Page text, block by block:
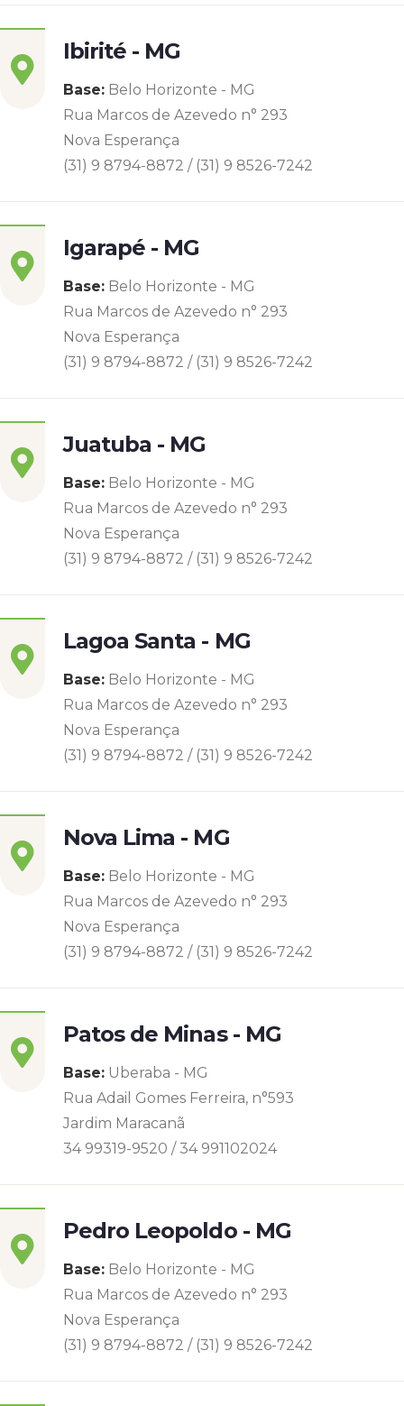
Ibirité - MG
Base: Belo Horizonte - MG
Rua Marcos de Azevedo n° 293
Nova Esperança
(31) 9 8794-8872 / (31) 9 8526-7242
Igarapé - MG
Base: Belo Horizonte - MG
Rua Marcos de Azevedo n° 293
Nova Esperança
(31) 9 8794-8872 / (31) 9 8526-7242
Juatuba - MG
Base: Belo Horizonte - MG
Rua Marcos de Azevedo n° 293
Nova Esperança
(31) 9 8794-8872 / (31) 9 8526-7242
Lagoa Santa - MG
Base: Belo Horizonte - MG
Rua Marcos de Azevedo n° 293
Nova Esperança
(31) 9 8794-8872 / (31) 9 8526-7242
Nova Lima - MG
Base: Belo Horizonte - MG
Rua Marcos de Azevedo n° 293
Nova Esperança
(31) 9 8794-8872 / (31) 9 8526-7242
Patos de Minas - MG
Base: Uberaba - MG
Rua Adail Gomes Ferreira, n°593
Jardim Maracanã
34 99319-9520 / 34 991102024
Pedro Leopoldo - MG
Base: Belo Horizonte - MG
Rua Marcos de Azevedo n° 293
Nova Esperança
(31) 9 8794-8872 / (31) 9 8526-7242